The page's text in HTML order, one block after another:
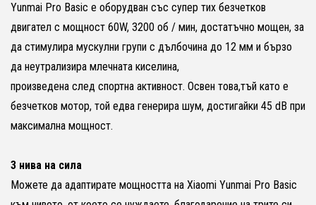
Yunmai Pro Basic е оборудван със супер тих безчетков
двигател с мощност 60W, 3200 об / мин, достатъчно мощен, за
да стимулира мускулни групи с дълбочина до 12 мм и бързо
да неутрализира млечната киселина,
произведена след спортна активност. Освен това,тъй като е
безчетков мотор, той едва генерира шум, достигайки 45 dB при
максимална мощност.
3 нива на сила
Можете да адаптирате мощността на Xiaomi Yunmai Pro Basic